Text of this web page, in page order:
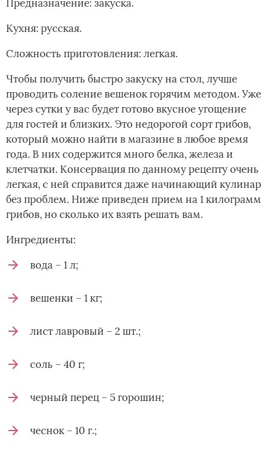
Предназначение: закуска.
Кухня: русская.
Сложность приготовления: легкая.
Чтобы получить быстро закуску на стол, лучше
проводить соление вешенок горячим методом. Уже
через сутки у вас будет готово вкусное угощение
для гостей и близких. Это недорогой сорт грибов,
который можно найти в магазине в любое время
года. В них содержится много белка, железа и
клетчатки. Консервация по данному рецепту очень
легкая, с ней справится даже начинающий кулинар
без проблем. Ниже приведен прием на 1 килограмм
грибов, но сколько их взять решать вам.
Ингредиенты:
вода – 1 л;
вешенки – 1 кг;
лист лавровый – 2 шт.;
соль – 40 г;
черный перец – 5 горошин;
чеснок – 10 г.;